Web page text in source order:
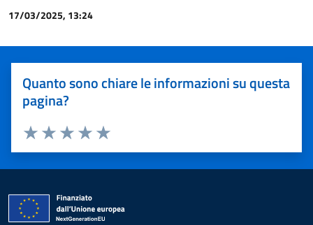
17/03/2025, 13:24
Quanto sono chiare le informazioni su questa
pagina?
Valuta 5 stelle su 5
Valuta 4 stelle su 5
Valuta 3 stelle su 5
Valuta 2 stelle su 5
Valuta 1 stelle su 5